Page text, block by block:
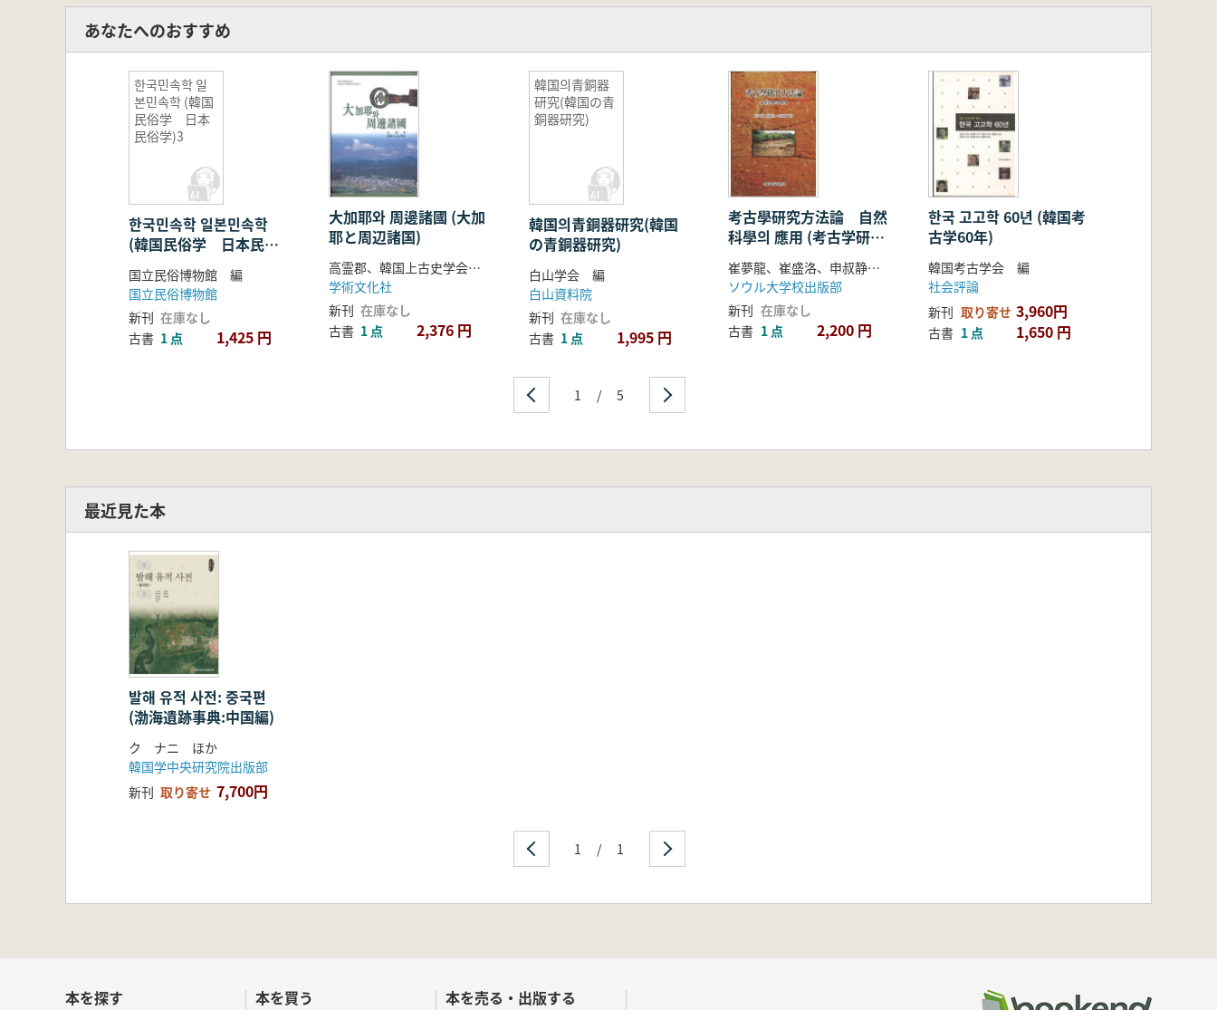
あなたへのおすすめ
한국민속학 일
본민속학 (韓国
民俗学 日本
民俗学)3
한국민속학 일본민속학
(韓国民俗学 日本民俗
学)3
国立民俗博物館 編
国立民俗博物館
新刊 在庫なし
古書 1 点 1,425 円
大加耶와 周邊諸國 (大加
耶と周辺諸国)
高霊郡、韓国上古史学会 編
学術文化社
新刊 在庫なし
古書 1 点 2,376 円
韓国의青銅器
研究(韓国の青
銅器研究)
韓国의青銅器研究(韓国
の青銅器研究)
白山学会 編
白山資料院
新刊 在庫なし
古書 1 点 1,995 円
考古學研究方法論 自然
科學의 應用 (考古学研究
方法論 自然科学の応用)崔夢龍、崔盛洛、申叔静 編著
ソウル大学校出版部
新刊 在庫なし
古書 1 点 2,200 円
한국 고고학 60년 (韓国考
古学60年)
韓国考古学会 編
社会評論
新刊 取り寄せ 3,960円
古書 1 点 1,650 円
1 / 5
最近見た本
발해 유적 사전: 중국편
(渤海遺跡事典:中国編)
ク ナニ ほか
韓国学中央研究院出版部
新刊 取り寄せ 7,700円
1 / 1
本を探す 本を買う 本を売る・出版する